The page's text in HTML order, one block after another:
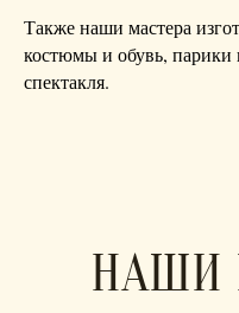
Также наши мастера
костюмы и обувь, парики
спектакля.
НАШИ